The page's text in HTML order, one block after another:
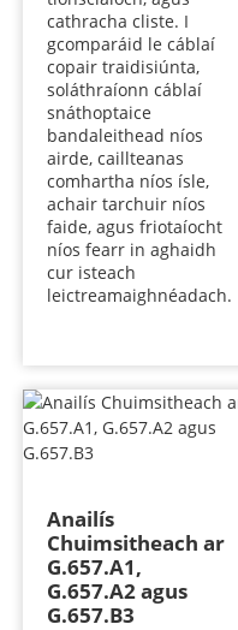
cathracha cliste. I
gcomparáid le cáblaí
copair traidisiúnta,
soláthraíonn cáblaí
snáthoptaice
bandaleithead níos
airde, caillteanas
comhartha níos ísle,
achair tarchuir níos
faide, agus friotaíocht
níos fearr in aghaidh
cur isteach
leictreamaighnéadach.
Anailís
Chuimsitheach ar
G.657.A1,
G.657.A2 agus
G.657.B3